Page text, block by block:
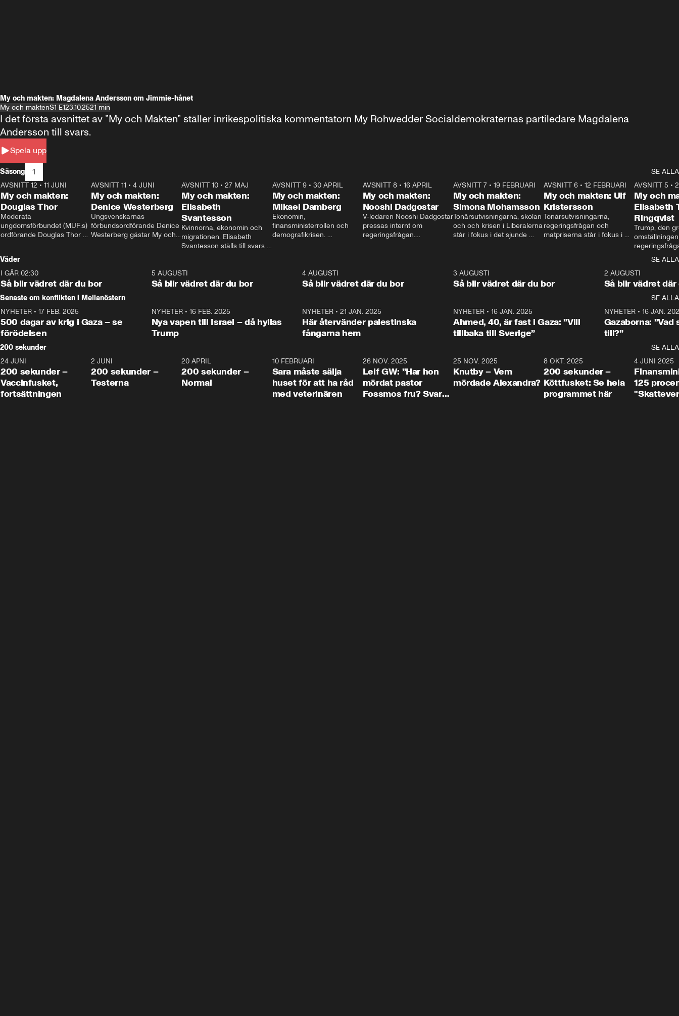
My och makten: Magdalena Andersson om Jimmie-hånet
My och maktenS1 E123.10.2521 min
Spela upp
I det första avsnittet av ”My och Makten” ställer inrikespolitiska kommentatorn My Rohwedder Socialdemokraternas partiledare Magdalena
Andersson till svars.
Säsong 1
SE ALLA
26:27
AVSNITT 12 • 11 JUNI
My och makten:
Douglas Thor
Moderata
ungdomsförbundet (MUF:s)
ordförande Douglas Thor
tonårsutvisningarna och hur
Moderaterna ska locka
väljare till valet i höst.
23:40
AVSNITT 11 •4 JUNI
My och makten:
Denice Westerberg
Ungsvenskarnas
förbundsordförande Denice
Westerberg gästar My och
AVSNITT 10 •27 MAJ
My och makten:
Elisabeth
Svantesson
Kvinnorna, ekonomin och
migrationen. Elisabeth
Svantesson ställs till svars
AVSNITT 9• 30 APRIL
My och makten:
Mikael Damberg
Ekonomin,
finansministerrollen och
demografikrisen.
och Makten.
AVSNITT 8• 16 APRIL
My och makten:
Nooshi Dadgostar
V-ledaren Nooshi Dadgostar
pressas internt om
regeringsfrågan.
– Vi ställer upp i val. Ska vi
vara med så sitter vi förstås
24:30
AVSNITT 7• 19 FEBRUARI
My och makten:
Simona Mohamsson
Tonårsutvisningarna, skolan
och och krisen i Liberalerna
står i fokus i det sjunde
kommentator My
Rohwedder ställer
utbildnings- och
Mohamsson till svars.
27:30
AVSNITT 6 •12 FEBRUARI
My och makten: Ulf
Kristersson
Tonårsutvisningarna,
regeringsfrågan och
matpriserna står i fokus i
Rohwedder ställer
statsminister Ulf Kristersson
AVSNITT 5 •
My och
Elisabeth
Ringqvist
Trump, den
centrum i
avsnittet av
Makten”. Se
Aftonbladets
Rohwedder
Thand Ring
Väder
SE ALLA
I GÅR 02:30
Så blir vädret där du bor
1:06
5 AUGUSTI
Så blir vädret där du bor
4 AUGUSTI
Så blir vädret där du bor
3 AUGUSTI
Så blir vädret där du bor
2 AUGUSTI
Så blir vädret där
Senaste om konflikten i Mellanöstern
SE ALLA
NYHETER • 17 FEB. 2025
500 dagar av krig i Gaza – se
förödelsen
NYHETER• 16 FEB. 2025
Nya vapen till Israel – då hyllas
Trump
NYHETER •21 JAN. 2025
Här återvänder palestinska
fångarna hem
NYHETER• 16 JAN. 2025
Ahmed, 40, är fast i Gaza: ”Vill
tillbaka till Sverige”
NYHETER• 16 JAN.
Gazaborna:
till?”
200 sekunder
SE ALLA
5:00
24 JUNI
200 sekunder –
Vaccinfusket,
fortsättningen
4:23
2 JUNI
200 sekunder –
Testerna
20 APRIL
200 sekunder –
Normal
10 FEBRUARI
Sara måste sälja
huset för att ha råd
med veterinären
26 NOV. 2025
Leif GW: ”Har hon
mördat pastor
Fossmos fru? Svar
31:05
25 NOV. 2025
Knutby – Vem
mördade Alexandra?
4:29
8 OKT. 2025
200 sekunder –
Köttfusket: Se hela
programmet här
4 JUNI 2025
125